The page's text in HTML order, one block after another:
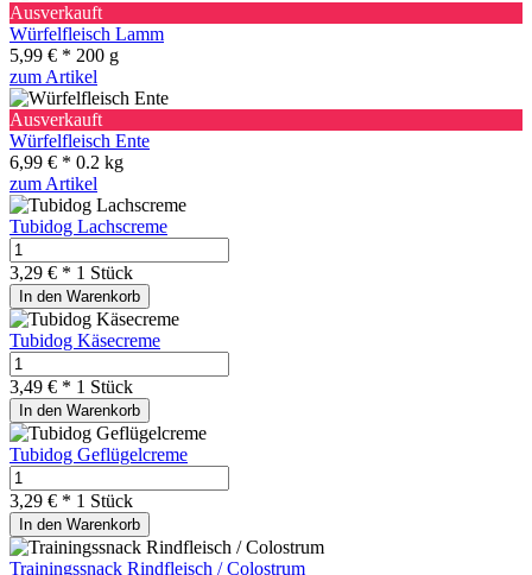
Ausverkauft
Würfelfleisch Lamm
5,99 € * 200 g
zum Artikel
Ausverkauft
Würfelfleisch Ente
6,99 € * 0.2 kg
zum Artikel
Tubidog Lachscreme
3,29 € * 1 Stück
In den Warenkorb
Tubidog Käsecreme
3,49 € * 1 Stück
In den Warenkorb
Tubidog Geflügelcreme
3,29 € * 1 Stück
In den Warenkorb
Trainingssnack Rindfleisch / Colostrum